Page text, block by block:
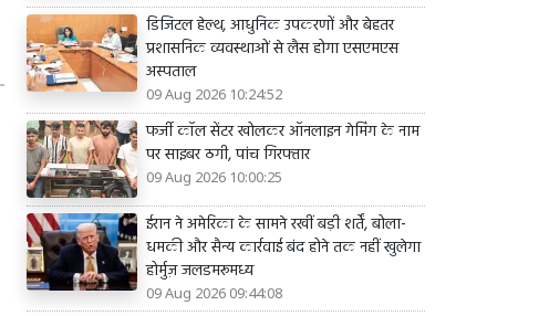
डिजिटल हेल्थ, आधुनिक उपकरणों और बेहतर
प्रशासनिक व्यवस्थाओं से लैस होगा एसएमएस
अस्पताल
09 Aug 2026 10:24:52
फर्जी कॉल सेंटर खोलकर ऑनलाइन गेमिंग के नाम
पर साइबर ठगी, पांच गिरफ्तार
09 Aug 2026 10:00:25
ईरान ने अमेरिका के सामने रखीं बड़ी शर्तें, बोला-
धमकी और सैन्य कार्रवाई बंद होने तक नहीं खुलेगा
होर्मुज़ जलडमरूमध्य
09 Aug 2026 09:44:08